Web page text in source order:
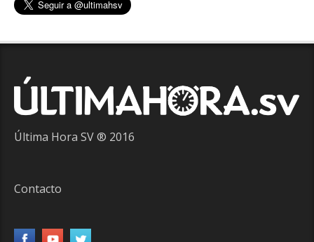
Última Hora SV ® 2016
Contacto